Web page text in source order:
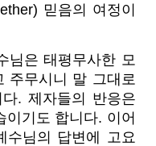
믿음의 여정이
님은 태평무사한 모
주무시니 말 그대로
. 제자들의 반응은
이기도 합니다. 이어
수님의 답변에 고요